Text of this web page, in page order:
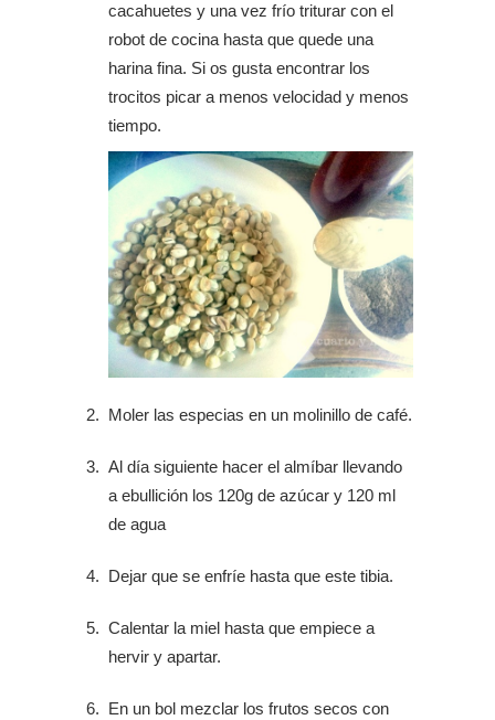
cacahuetes y una vez frío triturar con el
robot de cocina hasta que quede una
harina fina. Si os gusta encontrar los
trocitos picar a menos velocidad y menos
tiempo.
Moler las especias en un molinillo de café.
Al día siguiente hacer el almíbar llevando
a ebullición los 120g de azúcar y 120 ml
de agua
Dejar que se enfríe hasta que este tibia.
Calentar la miel hasta que empiece a
hervir y apartar.
En un bol mezclar los frutos secos con